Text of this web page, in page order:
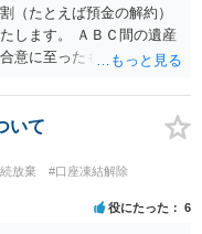
（たとえば預金の解約）
します。 ＡＢＣ間の遺産
意に至ったものであって
，遺産分割協議書への署
，残念ながら，「ＡＢＣ間
は未了のまま，ＡとＢが
基づいて協議を進める必
，ＡＢＣ間の遺産分割協
いて
放棄
#口座凍結解除
役にたった 6